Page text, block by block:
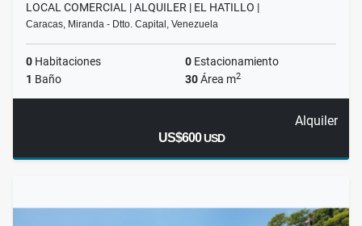
LOCAL COMERCIAL | ALQUILER | EL HATILLO |
Caracas, Miranda - Dtto. Capital, Venezuela
0 Habitaciones 0 Estacionamiento
1 Baño 30Área m2
Alquiler
US$600USD